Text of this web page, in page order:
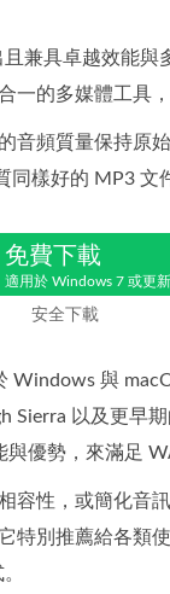
兼具卓越效能與
一的多媒體工具
音頻質量保持原
樣好的 MP3 文
免費下載
適用於 Windows 7 或更
安全下載
Windows 與
Sierra 以及更早
優勢，來滿足
容性，或簡化音
特別推薦給各類